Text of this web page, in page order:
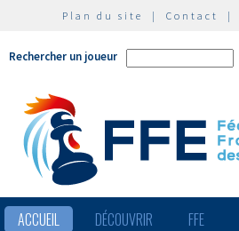
Plan du site | Contact |
Rechercher un joueur
ACCUEIL DÉCOUVRIR FFE